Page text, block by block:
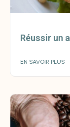
Réussir un
EN SAVOIR PLUS